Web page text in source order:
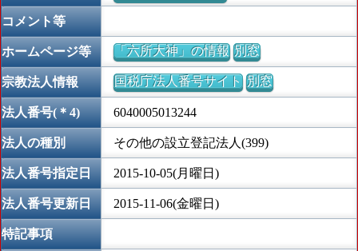
コメント等
ホームページ等 「六所大神」の情報 別窓
宗教法人情報 国税庁法人番号サイト 別窓
法人番号(＊4) 6040005013244
法人の種別 その他の設立登記法人(399)
法人番号指定日 2015-10-05(月曜日)
法人番号更新日 2015-11-06(金曜日)
特記事項